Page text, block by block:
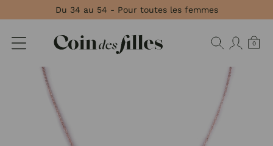
Du 34 au 54 - Pour toutes les femmes
0
Panneau de gestion des cookies